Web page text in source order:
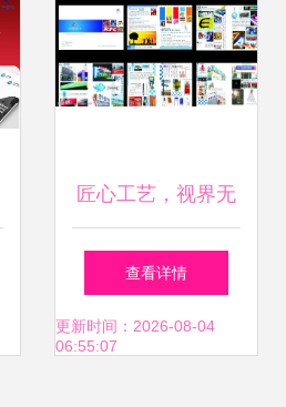
匠心工艺，视界无
界——广告制作全
能服务者
查看详情
更新时间：2026-08-04
06:55:07